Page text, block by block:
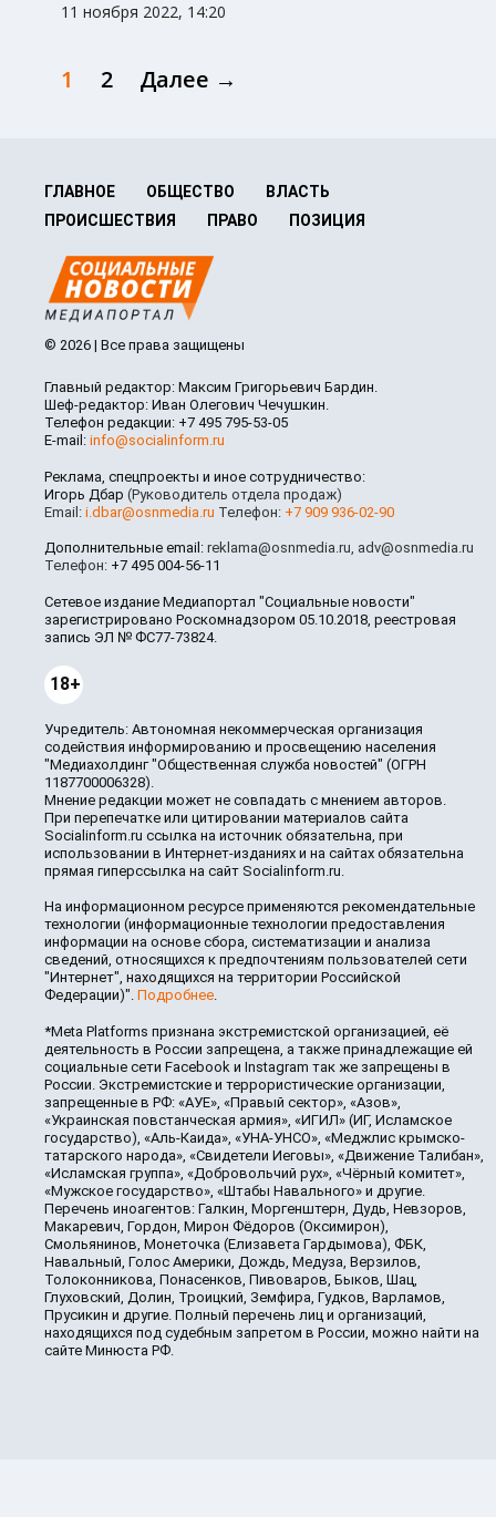
11 ноября 2022, 14:20
1 2 Далее →
ГЛАВНОЕ ОБЩЕСТВО
ВЛАСТЬ
ПРОИСШЕСТВИЯ
ПРАВО ПОЗИЦИЯ
© 2026 | Все права защищены
Главный редактор: Максим Григорьевич Бардин.
Шеф-редактор: Иван Олегович Чечушкин.
Телефон редакции: +7 495 795-53-05
E-mail: info@socialinform.ru
Реклама, спецпроекты и иное сотрудничество:
Игорь Дбар (Руководитель отдела продаж)
Email: i.dbar@osnmedia.ru Телефон: +7 909 936-02-90
Дополнительные email: reklama@osnmedia.ru, adv@osnmedia.ru
Телефон: +7 495 004-56-11
Сетевое издание Медиапортал "Социальные новости"
зарегистрировано Роскомнадзором 05.10.2018, реестровая
запись ЭЛ № ФС77-73824.
18+
Учредитель: Автономная некоммерческая организация
содействия информированию и просвещению населения
"Медиахолдинг "Общественная служба новостей" (ОГРН
1187700006328).
Мнение редакции может не совпадать с мнением авторов.
При перепечатке или цитировании материалов сайта
Socialinform.ru ссылка на источник обязательна, при
использовании в Интернет-изданиях и на сайтах обязательна
прямая гиперссылка на сайт Socialinform.ru.
На информационном ресурсе применяются рекомендательные
технологии (информационные технологии предоставления
информации на основе сбора, систематизации и анализа
сведений, относящихся к предпочтениям пользователей сети
"Интернет", находящихся на территории Российской
Федерации)". Подробнее.
*Meta Platforms признана экстремистской организацией, её
деятельность в России запрещена, а также принадлежащие ей
социальные сети Facebook и Instagram так же запрещены в
России. Экстремистские и террористические организации,
запрещенные в РФ: «АУЕ», «Правый сектор», «Азов»,
«Украинская повстанческая армия», «ИГИЛ» (ИГ, Исламское
государство), «Аль-Каида», «УНА-УНСО», «Меджлис крымско-
татарского народа», «Свидетели Иеговы», «Движение Талибан»,
«Исламская группа», «Добровольчий рух», «Чёрный комитет»,
«Мужское государство», «Штабы Навального» и другие.
Перечень иноагентов: Галкин, Моргенштерн, Дудь, Невзоров,
Макаревич, Гордон, Мирон Фёдоров (Оксимирон),
Смольянинов, Монеточка (Елизавета Гардымова), ФБК,
Навальный, Голос Америки, Дождь, Медуза, Верзилов,
Толоконникова, Понасенков, Пивоваров, Быков, Шац,
Глуховский, Долин, Троицкий, Земфира, Гудков, Варламов,
Прусикин и другие. Полный перечень лиц и организаций,
находящихся под судебным запретом в России, можно найти на
сайте Минюста РФ.